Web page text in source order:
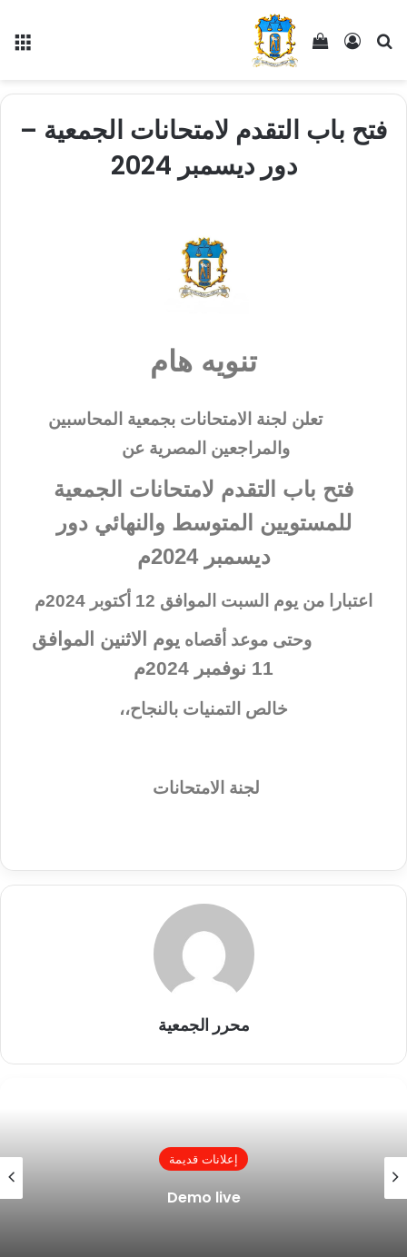
فتح باب التقدم لامتحانات الجمعية –
دور ديسمبر 2024
تنويه هام
تعلن لجنة الامتحانات بجمعية المحاسبين
والمراجعين المصرية عن
فتح باب التقدم لامتحانات الجمعية
للمستويين المتوسط والنهائي دور
ديسمبر 2024م
اعتبارا من يوم السبت الموافق 12 أكتوبر 2024م
وحتى موعد أقصاه يوم الاثنين الموافق
11 نوفمبر 2024م
خالص التمنيات بالنجاح،،
لجنة الامتحانات
محرر الجمعية
إعلانات قديمة
Demo live